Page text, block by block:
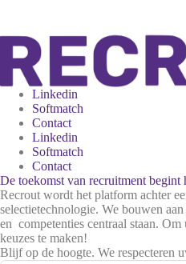
de
inhoud
Linkedin
Softmatch
Contact
Linkedin
Softmatch
Contact
De toekomst van recruitment begint
Recrout wordt het platform achter
selectietechnologie. We bouwen
en competenties centraal staan. Om
keuzes te maken!
Blijf op de hoogte. We respecteren